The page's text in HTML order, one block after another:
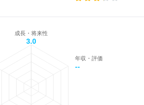
成長・将来性
3.0
年収・評価
--